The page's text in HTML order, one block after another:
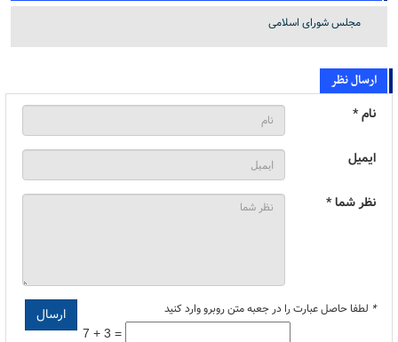
مجلس شورای اسلامی
ارسال نظر
نام *
ایمیل
نظر شما *
* لطفا حاصل عبارت را در جعبه متن روبرو وارد کنید
7 + 3 =